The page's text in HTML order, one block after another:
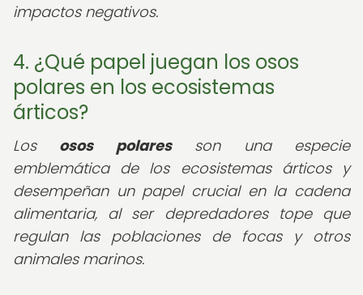
impactos negativos.
4. ¿Qué papel juegan los osos
polares en los ecosistemas
árticos?
Los osos polaresson una especie
emblemática de los ecosistemas árticos y
desempeñan un papel crucial en la cadena
alimentaria, al ser depredadores tope que
regulan las poblaciones de focas y otros
animales marinos.